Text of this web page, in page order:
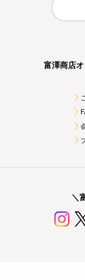
富澤商店
＼